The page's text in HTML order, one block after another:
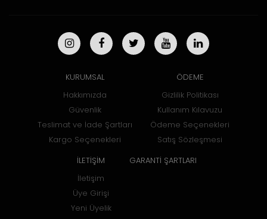
KURUMSAL
Hakkımızda
Güvenlik
Teslimat ve İade Şartları
Kargo Seçenekleri
ÖDEME
Gizlilik Politikası
Kullanım Kılavuzu
Ödeme Seçenekleri
Satış Sözleşmesi
İLETİŞİM
İletişim
Üye Girişi
Yeni Üyelik
GARANTİ ŞARTLARI